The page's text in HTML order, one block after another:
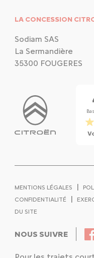
LA CONCESSION
Sodiam SAS
La Sermandière
35300 FOUGERES
MENTIONS LÉGALES |
CONFIDENTIALITÉ
|
DU SITE
NOUS SUIVRE